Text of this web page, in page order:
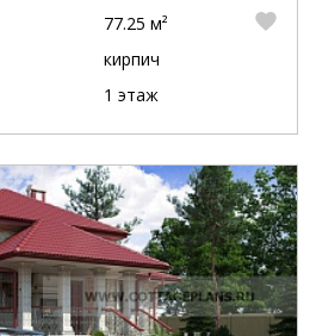
77.25 м²
кирпич
1 этаж